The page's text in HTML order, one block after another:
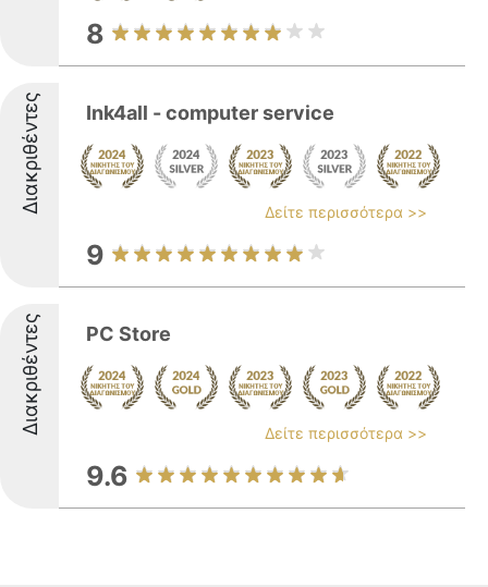
8
Διακριθέντες Ink4all - computer service
Δείτε περισσότερα >>
9
Διακριθέντες PC Store
Δείτε περισσότερα >>
9.6